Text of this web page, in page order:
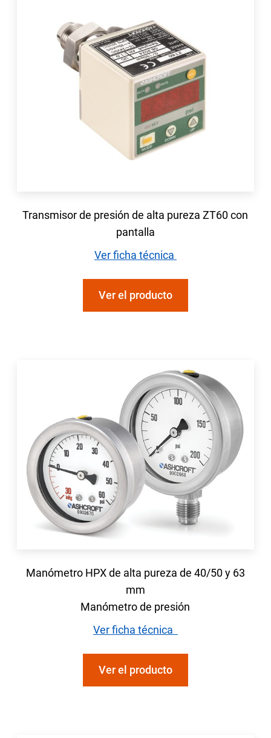
Transmisor de presión de alta pureza ZT60 con
pantalla
Ver ficha técnica
Ver el producto
Manómetro HPX de alta pureza de 40/50 y 63
mm
Manómetro de presión
Ver ficha técnica
Ver el producto